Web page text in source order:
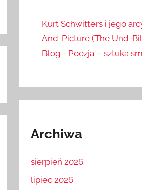
Kurt Schwitters i jego
And-Picture (The Und-
Blog - Poezja – sztuka
Archiwa
sierpień 2026
lipiec 2026